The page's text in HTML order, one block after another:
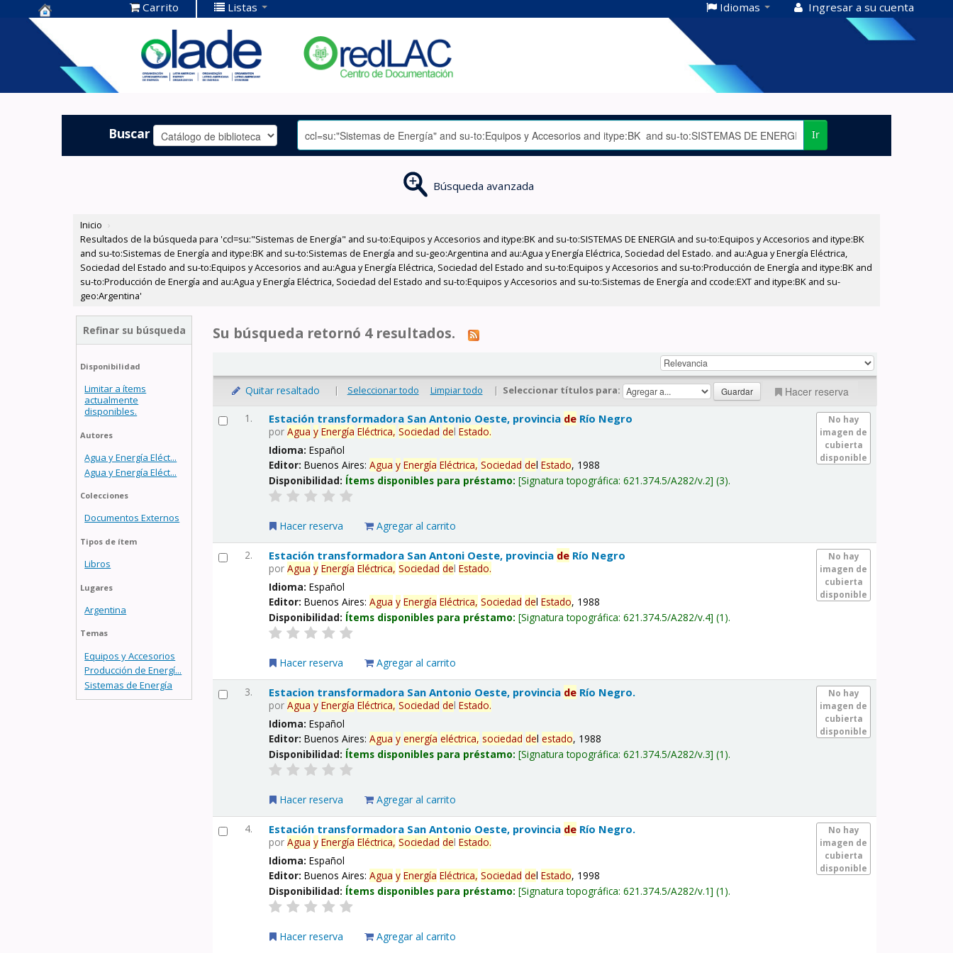
Centro de
Documentación
OLADE -
Carrito Listas Idiomas Ingresar a su cuenta
Buscar Ir
Búsqueda avanzada
Inicio ›
Resultados de la búsqueda para 'ccl=su:"Sistemas de Energía" and su-to:Equipos y Accesorios and itype:BK and su-to:SISTEMAS DE ENERGIA and su-to:Equipos y Accesorios and itype:BK
and su-to:Sistemas de Energía and itype:BK and su-to:Sistemas de Energía and su-geo:Argentina and au:Agua y Energía Eléctrica, Sociedad del Estado. and au:Agua y Energía Eléctrica,
Sociedad del Estado and su-to:Equipos y Accesorios and au:Agua y Energía Eléctrica, Sociedad del Estado and su-to:Equipos y Accesorios and su-to:Producción de Energía and itype:BK and
su-to:Producción de Energía and au:Agua y Energía Eléctrica, Sociedad del Estado and su-to:Equipos y Accesorios and su-to:Sistemas de Energía and ccode:EXT and itype:BK and su-
geo:Argentina'
Refinar su búsqueda
Disponibilidad
Limitar a ítems
actualmente
disponibles.
Autores
Agua y Energía Eléct...
Agua y Energía Eléct...
Colecciones
Documentos Externos
Tipos de ítem
Libros
Lugares
Argentina
Temas
Equipos y Accesorios
Producción de Energí...
Sistemas de Energía
Su búsqueda retornó 4 resultados.
Quitar resaltado | Seleccionar todo Limpiar todo | Seleccionar títulos para: Hacer reserva
1.
No hay
imagen de
cubierta
disponible
Estación transformadora San Antonio Oeste, provincia de Río Negro
porAgua y Energía Eléctrica, Sociedad delEstado.
Idioma:Español
Editor:Buenos Aires:Agua y Energía Eléctrica, Sociedad delEstado, 1988
Disponibilidad: Ítems disponibles para préstamo: Signatura topográfica:621.374.5/A282/v.2 (3).
Hacer reserva Agregar al carrito
2.
No hay
imagen de
cubierta
disponible
Estación transformadora San Antoni Oeste, provincia de Río Negro
porAgua y Energía Eléctrica, Sociedad delEstado.
Idioma:Español
Editor:Buenos Aires:Agua y Energía Eléctrica, Sociedad delEstado, 1988
Disponibilidad: Ítems disponibles para préstamo: Signatura topográfica:621.374.5/A282/v.4 (1).
Hacer reserva Agregar al carrito
3.
No hay
imagen de
cubierta
disponible
Estacion transformadora San Antonio Oeste, provincia de Río Negro.
porAgua y Energía Eléctrica, Sociedad delEstado.
Idioma:Español
Editor:Buenos Aires:Agua y energía eléctrica, sociedad delestado, 1988
Disponibilidad: Ítems disponibles para préstamo: Signatura topográfica:621.374.5/A282/v.3 (1).
Hacer reserva Agregar al carrito
4.
No hay
imagen de
cubierta
disponible
Estación transformadora San Antonio Oeste, provincia de Río Negro.
porAgua y Energía Eléctrica, Sociedad delEstado.
Idioma:Español
Editor:Buenos Aires:Agua y Energía Eléctrica, Sociedad delEstado, 1998
Disponibilidad: Ítems disponibles para préstamo: Signatura topográfica:621.374.5/A282/v.1 (1).
Hacer reserva Agregar al carrito